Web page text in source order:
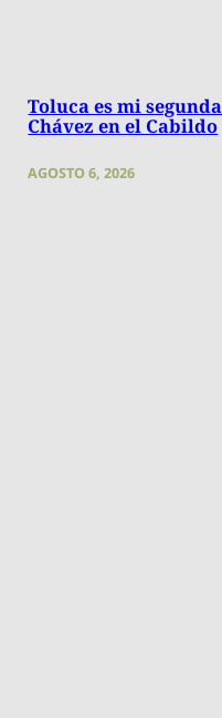
Toluca es mi
Chávez en el Cabildo
AGOSTO 6, 2026